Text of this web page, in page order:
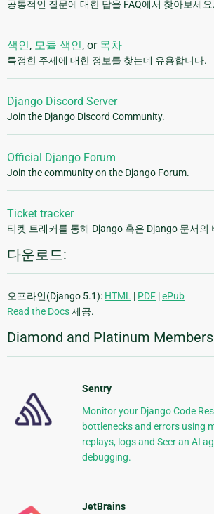
공통적인 질문에 대한 답을 FAQ에서 찾아보세요.
색인, 모듈 색인, or 목차
특정한 주제에 대한 정보를 찾는데 유용합니다.
Django Discord Server
Join the Django Discord Community.
Official Django Forum
Join the community on the Django Forum.
Ticket tracker
티켓 트래커를 통해 Django 혹은 Django 문서의
다운로드:
오프라인(Django 5.1): HTML | PDF |ePub
Read the Docs제공.
Diamond and Platinum Members
Sentry
Monitor your Django Code
bottlenecks and errors using
replays, logs and Seer an AI
debugging.
JetBrains